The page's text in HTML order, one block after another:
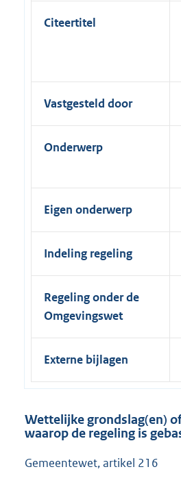
Citeertitel
Vastgesteld door
Onderwerp
Eigen onderwerp
Indeling regeling
Regeling onder de
Omgevingswet
Externe bijlagen
Wettelijke grondslag(en)
waarop de regeling is
Gemeentewet, artikel 216